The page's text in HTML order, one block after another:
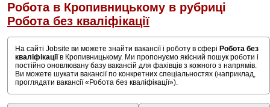
Робота в Кропивницькому в рубриці
Робота без кваліфікації
На сайті Jobsite ви можете знайти вакансії і роботу в сфері Робота без
кваліфікаціїв Кропивницькому. Ми пропонуємо якісний пошук роботи і
постійно оновлювану базу вакансій для фахівців з кожного з напрямів.
Ви можете шукати вакансії по конкретних спеціальностях (наприклад,
проглядати вакансії «Робота без кваліфікації»).